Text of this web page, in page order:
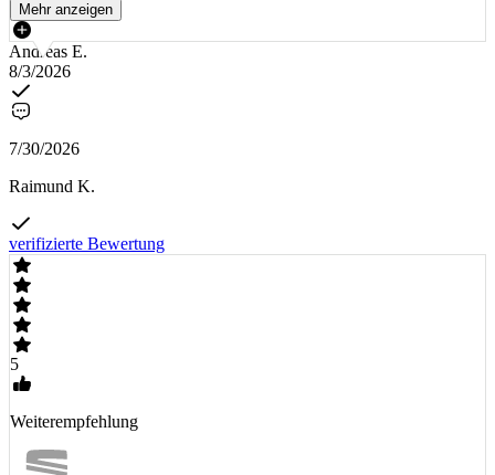
Mehr anzeigen
Andreas E.
8/3/2026
7/30/2026
Raimund K.
verifizierte Bewertung
5
Weiterempfehlung